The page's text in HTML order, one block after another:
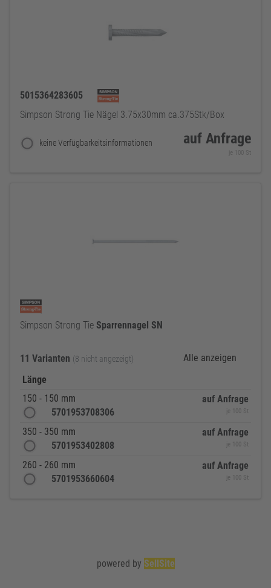
5015364283605
Simpson Strong Tie Nägel 3.75x30mm ca.375Stk/Box
keine Verfügbarkeitsinformationen auf Anfrage
je 100 St
Simpson Strong Tie Sparrennagel SN
11 Varianten (8 nicht angezeigt)
Alle anzeigen
Länge
150 - 150 mm
5701953708306
auf Anfrage
je 100 St
350 - 350 mm
5701953402808
auf Anfrage
je 100 St
260 - 260 mm
5701953660604
auf Anfrage
je 100 St
powered by SellSite